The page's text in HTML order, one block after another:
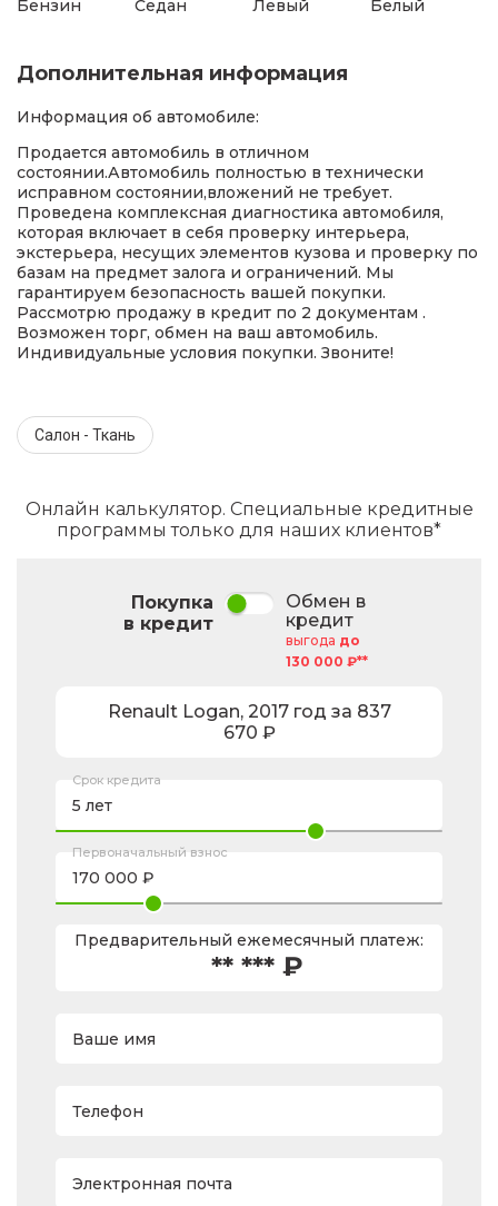
Бензин Седан Левый Белый
Дополнительная информация
Информация об автомобиле:
Продается автомобиль в отличном
состоянии.Автомобиль полностью в технически
исправном состоянии,вложений не требует.
Проведена комплексная диагностика автомобиля,
которая включает в себя проверку интерьера,
экстерьера, несущих элементов кузова и проверку по
базам на предмет залога и ограничений. Мы
гарантируем безопасность вашей покупки.
Рассмотрю продажу в кредит по 2 документам .
Возможен торг, обмен на ваш автомобиль.
Индивидуальные условия покупки. Звоните!
Салон - Ткань
Онлайн калькулятор. Специальные кредитные
программы только для наших клиентов*
Покупка
в кредит
Обмен в
кредит
выгода до
130 000 ₽**
Renault Logan, 2017год за 837
670 ₽
Срок кредита
Первоначальный взнос
Предварительный ежемесячный платеж:
** *** ₽
Ваше имя
Телефон
Электронная почта